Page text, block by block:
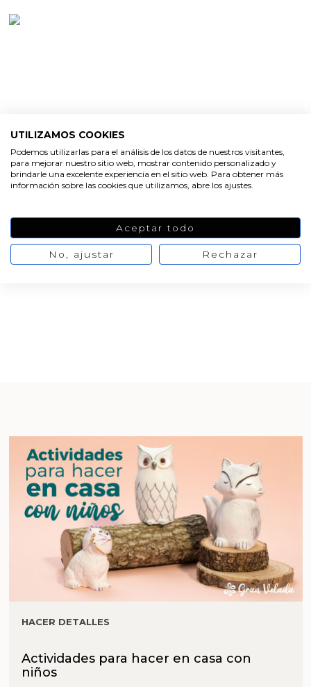
HACER DETALLES
Actividades para hacer en casa con
niños
UTILIZAMOS COOKIES
Podemos utilizarlas para el análisis de los datos de nuestros visitantes,
para mejorar nuestro sitio web, mostrar contenido personalizado y
brindarle una excelente experiencia en el sitio web. Para obtener más
información sobre las cookies que utilizamos, abre los ajustes.
Aceptar todo
No, ajustar Rechazar